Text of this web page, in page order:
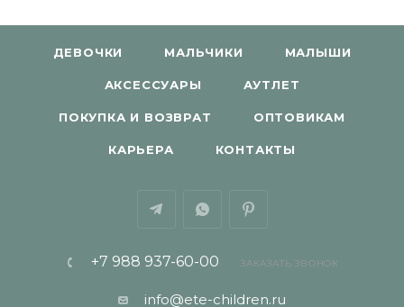
ДЕВОЧКИ МАЛЬЧИКИ МАЛЫШИ
АКСЕССУАРЫ АУТЛЕТ
ПОКУПКА И ВОЗВРАТ ОПТОВИКАМ
КАРЬЕРА КОНТАКТЫ
+7 988 937-60-00 ЗАКАЗАТЬ ЗВОНОК
info@ete-children.ru